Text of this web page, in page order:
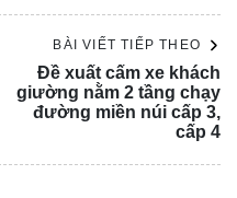
an tỉnh Thanh Hóa đang
BÀI VIẾT TIẾP THEO
Đề xuất cấm xe khách
giường nằm 2 tầng chạy
đường miền núi cấp 3,
cấp 4